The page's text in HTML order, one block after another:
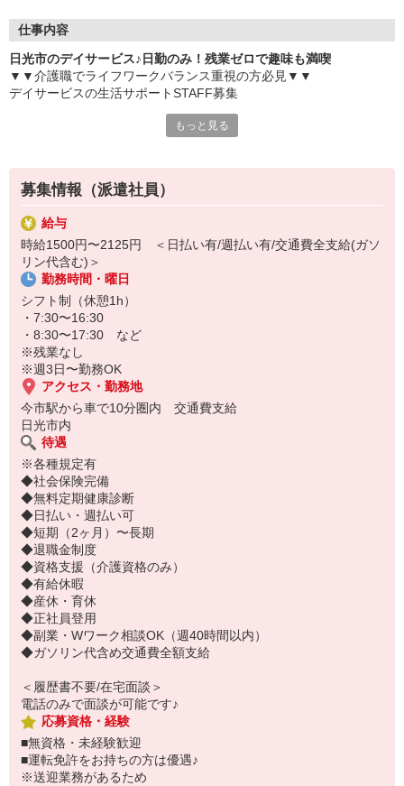
仕事内容
日光市のデイサービス♪日勤のみ！残業ゼロで趣味も満喫
▼▼介護職でライフワークバランス重視の方必見▼▼
デイサービスの生活サポートSTAFF募集
・見守り
・機能訓練（リハビリ）の補助
・送迎（運転できる方）
など
残業ゼロ・日勤のみだから、生活リズムも整いやすく、趣味や家族
の時間も大切にできます。
募集終了してしまう前にぜひご連絡ください♪
もっと見る
募集情報（派遣社員）
給与
時給1500円〜2125円 ＜日払い有/週払い有/交通費全支給(ガソ
リン代含む)＞
勤務時間・曜日
シフト制（休憩1h）
・7:30〜16:30
・8:30〜17:30 など
※残業なし
※週3日〜勤務OK
アクセス・勤務地
今市駅から車で10分圏内 交通費支給
日光市内
待遇
※各種規定有
◆社会保険完備
◆無料定期健康診断
◆日払い・週払い可
◆短期（2ヶ月）〜長期
◆退職金制度
◆資格支援（介護資格のみ）
◆有給休暇
◆産休・育休
◆正社員登用
◆副業・Wワーク相談OK（週40時間以内）
◆ガソリン代含め交通費全額支給
＜履歴書不要/在宅面談＞
電話のみで面談が可能です♪
応募資格・経験
■無資格・未経験歓迎
■運転免許をお持ちの方は優遇♪
※送迎業務があるため